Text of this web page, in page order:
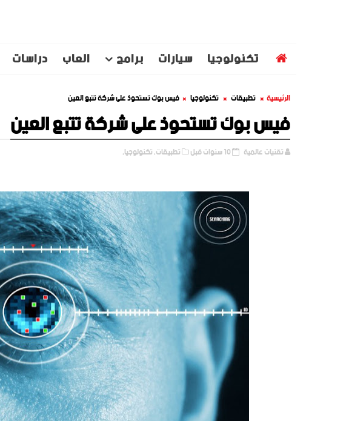
تكنولوجيا سيارات برامج العاب دراسات
الرئيسية تطبيقات تكنولوجيا فيس بوك تستحوذ على شركة تتبع العين
فيس بوك تستحوذ على شركة تتبع العين
تقنيات عالمية 10 سنوات قبل تطبيقات,تكنولوجيا,